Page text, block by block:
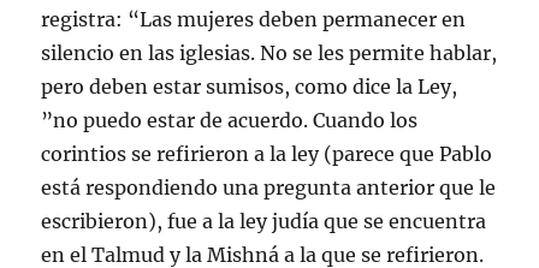
registra: “Las mujeres deben permanecer en
silencio en las iglesias. No se les permite hablar,
pero deben estar sumisos, como dice la Ley,
”no puedo estar de acuerdo. Cuando los
corintios se refirieron a la ley (parece que Pablo
está respondiendo una pregunta anterior que le
escribieron), fue a la ley judía que se encuentra
en el Talmud y la Mishná a la que se refirieron.